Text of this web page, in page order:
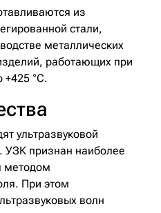
из
стали,
металлических
работающих при
+425 °C.
ультразвуковой
УЗК признан наиболее
методом
При этом
волн